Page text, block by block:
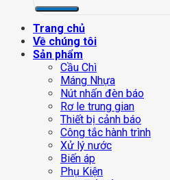
Trang chủ
Về chúng tôi
Sản phẩm
Cầu Chì
Máng Nhựa
Nút nhấn đèn báo
Rơ le trung gian
Thiết bị cảnh báo
Công tắc hành trình
Xử lý nước
Biến áp
Phụ Kiện